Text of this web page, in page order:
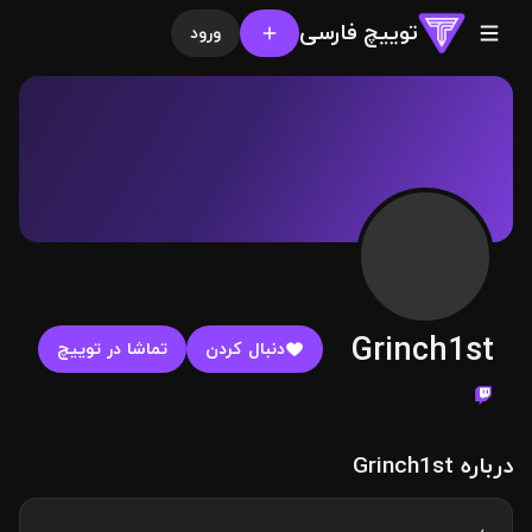
توییچ فارسی ورود
Grinch1st دنبال کردن تماشا در توییچ
درباره Grinch1st